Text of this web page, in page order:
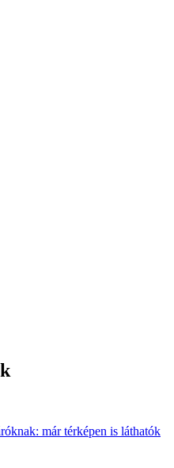
már térképen is láthatók